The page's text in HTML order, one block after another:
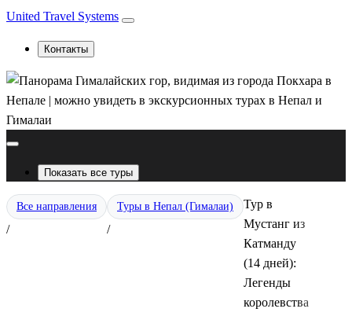
United Travel Systems
Контакты
Показать все туры
Все направления
/
Туры в Непал (Гималаи)
/
Тур в
Мустанг из
Катманду
(14 дней):
Легенды
королевства